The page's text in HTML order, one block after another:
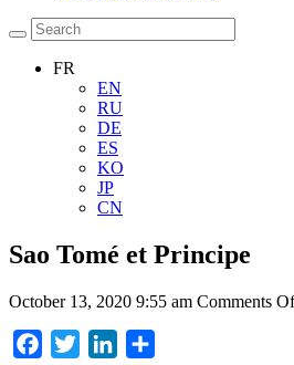
FR
EN
RU
DE
ES
KO
JP
CN
Sao Tomé et Principe
October 13, 2020 9:55 am Comments
Facebook
Twitter LinkedIn